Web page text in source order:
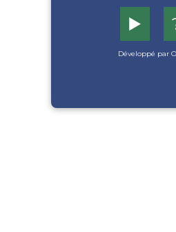
▶️
Développé par